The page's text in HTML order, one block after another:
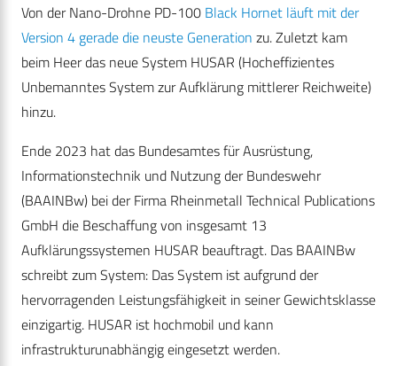
Von der Nano-Drohne PD-100 Black Hornet läuft mit der
Version 4 gerade die neuste Generation zu. Zuletzt kam
beim Heer das neue System HUSAR (Hocheffizientes
Unbemanntes System zur Aufklärung mittlerer Reichweite)
hinzu.
Ende 2023 hat das Bundesamtes für Ausrüstung,
Informationstechnik und Nutzung der Bundeswehr
(BAAINBw) bei der Firma Rheinmetall Technical Publications
GmbH die Beschaffung von insgesamt 13
Aufklärungssystemen HUSAR beauftragt. Das BAAINBw
schreibt zum System: Das System ist aufgrund der
hervorragenden Leistungsfähigkeit in seiner Gewichtsklasse
einzigartig. HUSAR ist hochmobil und kann
infrastrukturunabhängig eingesetzt werden.